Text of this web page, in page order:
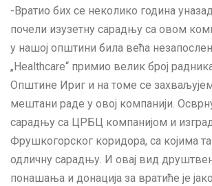
-Вратио бих се неколико година
почели изузетну сарадњу са овом
у нашој општини била већа
„Healthcare“ примио велик број
Општине Ириг и на томе се
мештани раде у овој компанији.
сарадњу са ЦРБЦ компанијом и
Фрушкогорског коридора, са којима
одличну сарадњу. И овај вид
понашања и донација за вратиће је